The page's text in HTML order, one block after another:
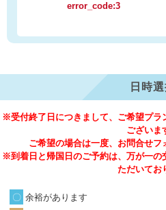
error_code:3
日時
※受付終了日につきまして、ご希望プラ
ございま
ご希望の場合は一度、お問合せフ
※到着日と帰国日のご予約は、万が一の
ただいてお
余裕があります